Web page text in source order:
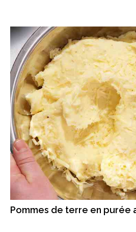
Pommes de terre en purée